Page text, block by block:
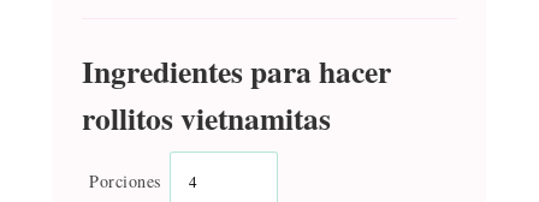
Ingredientes para hacer
rollitos vietnamitas
Porciones